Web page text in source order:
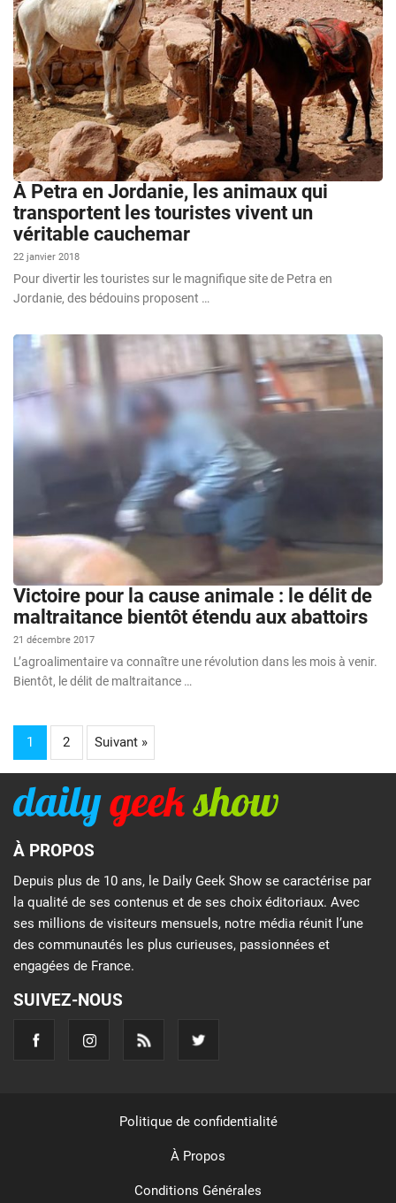
À Petra en Jordanie, les animaux qui
transportent les touristes vivent un
véritable cauchemar
22 janvier 2018
Pour divertir les touristes sur le magnifique site de Petra en
Jordanie, des bédouins proposent …
Victoire pour la cause animale : le délit de
maltraitance bientôt étendu aux abattoirs
21 décembre 2017
L’agroalimentaire va connaître une révolution dans les mois à venir.
Bientôt, le délit de maltraitance …
1 2 Suivant »
À PROPOS
Depuis plus de 10 ans, le Daily Geek Show se caractérise par
la qualité de ses contenus et de ses choix éditoriaux. Avec
ses millions de visiteurs mensuels, notre média réunit l’une
des communautés les plus curieuses, passionnées et
engagées de France.
SUIVEZ-NOUS
Politique de confidentialité
À Propos
Conditions Générales